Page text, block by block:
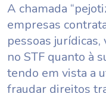
A chamada
empresas
pessoas
no STF quanto à
tendo em vista a
fraudar direitos